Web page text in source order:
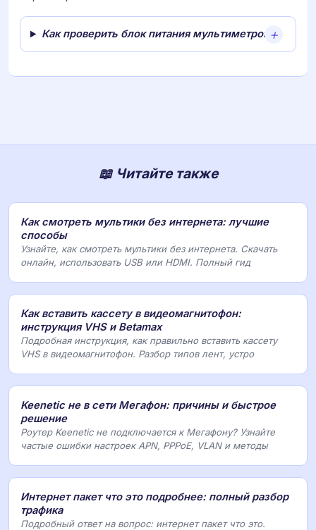
Как проверить блок питания мультиметром?
📖 Читайте также
Как смотреть мультики без интернета: лучшие
способы
Узнайте, как смотреть мультики без интернета. Скачать
онлайн, использовать USB или HDMI. Полный гид
Как вставить кассету в видеомагнитофон:
инструкция VHS и Betamax
Подробная инструкция, как правильно вставить кассету
VHS в видеомагнитофон. Разбор типов лент, устро
Keenetic не в сети Мегафон: причины и быстрое
решение
Роутер Keenetic не подключается к Мегафону? Узнайте
частые ошибки настроек APN, PPPoE, VLAN и методы
Интернет пакет что это подробнее: полный разбор
трафика
Подробный ответ на вопрос: интернет пакет что это.